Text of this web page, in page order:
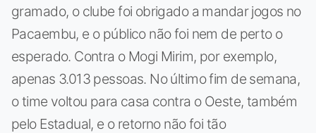
gramado, o clube foi obrigado a mandar jogos no
Pacaembu, e o público não foi nem de perto o
esperado. Contra o Mogi Mirim, por exemplo,
apenas 3.013 pessoas. No último fim de semana,
o time voltou para casa contra o Oeste, também
pelo Estadual, e o retorno não foi tão